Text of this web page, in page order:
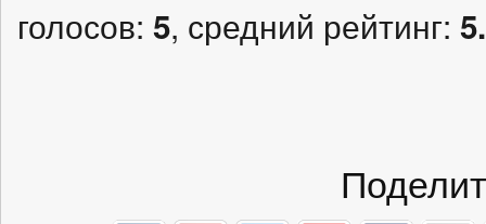
голосов: 5, средний рейтинг: